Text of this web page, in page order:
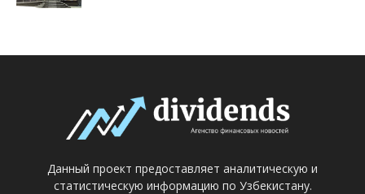
Данный проект предоставляет аналитическую и
статистическую информацию по Узбекистану.